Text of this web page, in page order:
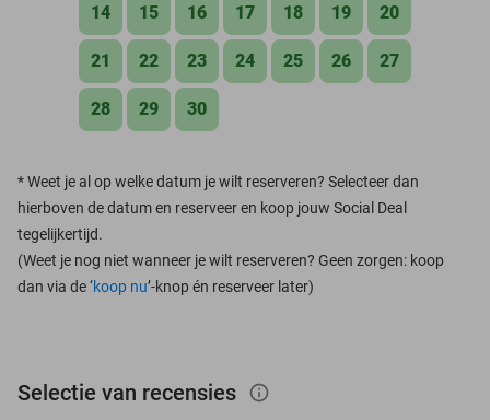
14 15 16 17 18 19 20
21 22 23 24 25 26 27
28 29 30
*Weet je al op welke datum je wilt reserveren? Selecteer dan
hierboven de datum en reserveer en koop jouw Social Deal
tegelijkertijd.
(Weet je nog niet wanneer je wilt reserveren? Geen zorgen: koop
dan via de ‘koop nu’-knop én reserveer later)
Selectie van recensies info_outlined